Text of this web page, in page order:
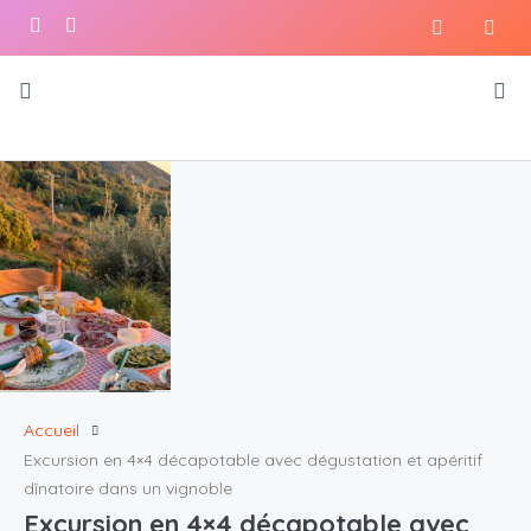
Accueil
Excursion en 4×4 décapotable avec dégustation et apéritif
dînatoire dans un vignoble